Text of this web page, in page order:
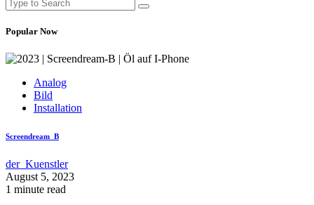
Popular Now
Analog
Bild
Installation
Screendream_B
der_Kuenstler
August 5, 2023
1 minute read